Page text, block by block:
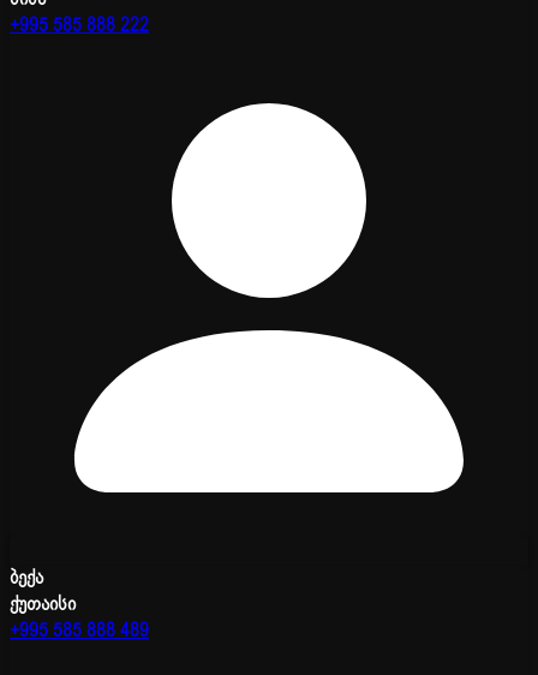
+995 585 888 222
ბექა
ქუთაისი
+995 585 888 489